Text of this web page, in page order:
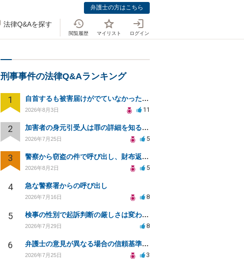
弁護士の方はこちら
法律Q&Aを探す
閲覧履歴 マイリスト ログイン
刑事事件の法律Q&Aランキング
1 自首するも被害届けがでていなかった場合
2026年8月3日 11
2 加害者の身元引受人は罪の詳細を知ることができるか？
2026年7月25日 5
3 警察から窃盗の件で呼び出し、財布返却で自首すべきか？
2026年8月2日 5
4 急な警察署からの呼び出し
2026年7月16日 8
5 検事の性別で起訴判断の厳しさは変わるのか知りたい
2026年7月29日 8
6 弁護士の意見が異なる場合の信頼基準について教えてください
2026年7月25日 3